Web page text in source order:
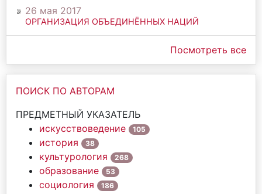
26 мая 2017
ОРГАНИЗАЦИЯ ОБЪЕДИНЁННЫХ НАЦИЙ
Посмотреть все
ПОИСК ПО АВТОРАМ
ПРЕДМЕТНЫЙ УКАЗАТЕЛЬ
искусствоведение
105
история 38
культурология 268
образование 53
социология 186